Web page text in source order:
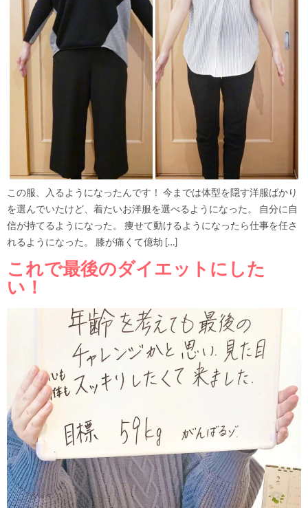
この服、入るようになったんです！ 今までは体型を隠す洋服ばかり
を選んでいたけど、着たいお洋服を選べるようになった。 自分に自
信が持てるようになった。 痩せて動けるようになったら仕事を任さ
れるようになった。 膝が痛くて億劫 […]
これで最後のダイエットにした
い！